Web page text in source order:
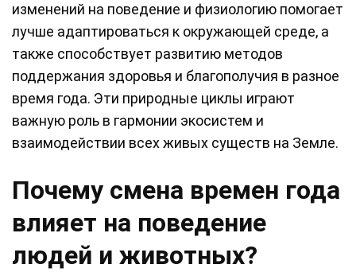
изменений на поведение и физиологию помогает
лучше адаптироваться к окружающей среде, а
также способствует развитию методов
поддержания здоровья и благополучия в разное
время года. Эти природные циклы играют
важную роль в гармонии экосистем и
взаимодействии всех живых существ на Земле.
Почему смена времен года
влияет на поведение
людей и животных?